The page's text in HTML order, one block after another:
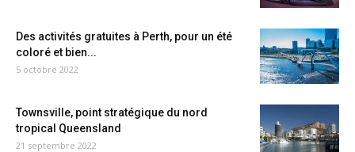
Des activités gratuites à Perth, pour un été
coloré et bien...
5 octobre 2022
Townsville, point stratégique du nord
tropical Queensland
21 septembre 2022